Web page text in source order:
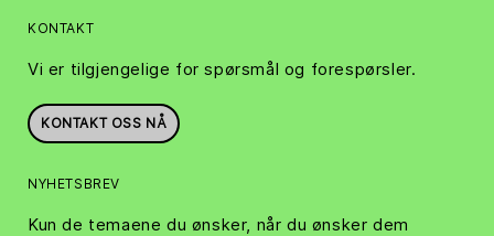
KONTAKT
Vi er tilgjengelige for spørsmål og forespørsler.
KONTAKT OSS NÅ
NYHETSBREV
Kun de temaene du ønsker, når du ønsker dem